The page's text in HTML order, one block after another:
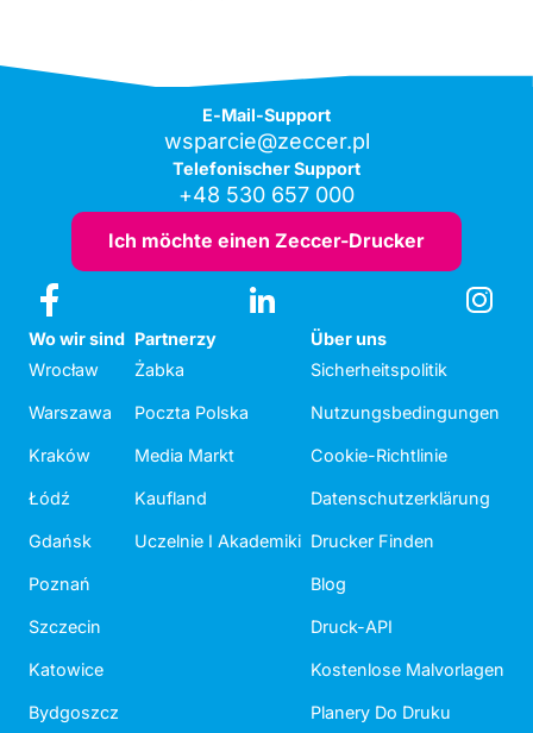
E-Mail-Support
wsparcie@zeccer.pl
Telefonischer Support
+48 530 657 000
Ich möchte einen Zeccer-Drucker
Wo wir sind
Wrocław
Warszawa
Kraków
Łódź
Gdańsk
Poznań
Szczecin
Katowice
Bydgoszcz
Partnerzy
Żabka
Poczta Polska
Media Markt
Kaufland
Uczelnie I Akademiki
Über uns
Sicherheitspolitik
Nutzungsbedingungen
Cookie-Richtlinie
Datenschutzerklärung
Drucker Finden
Blog
Druck-API
Kostenlose Malvorlagen
Planery Do Druku